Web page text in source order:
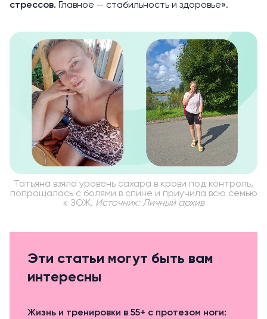
стрессов.
Главное — стабильность и здоровье».
Татьяна взяла уровень сахара в крови под контроль,
попрощалась с болями в спине и приучила всю семью
к ЗОЖ. Источник: Личный архив
Эти статьи могут быть вам
интересны
Жизнь и тренировки в 55+ с протезом ноги: